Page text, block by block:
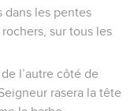
dans les pentes
sur tous les
l’autre côté de
rasera la tête